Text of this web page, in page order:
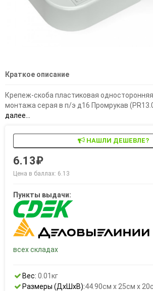
Краткое описание
Крепеж-скоба пластиковая
монтажа серая в п/э д16 Промрукав
далее...
НАШЛИ ДЕШЕВЛЕ?
6.13₽
Цена в баллах: 6.13
Пункты выдачи:
всех складах
Вес: 0.01кг
Размеры (ДxШxВ):44.90см x 25см x